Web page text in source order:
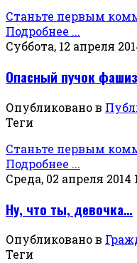
Станьте первым
Подробнее ...
Суббота, 12 апреля
Опасный пучок
Опубликовано в
Теги
Станьте первым
Подробнее ...
Среда, 02 апреля 2014
Ну, что ты, девочка…
Опубликовано в
Теги